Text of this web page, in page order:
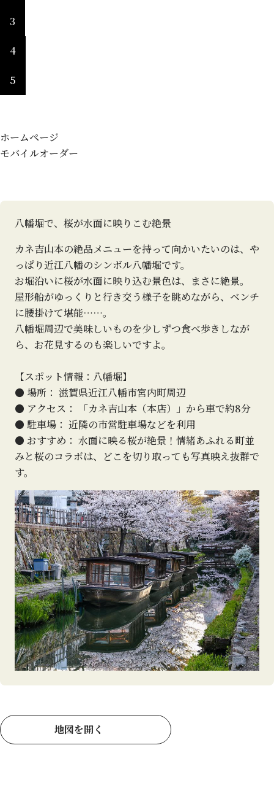
3
4
5
ホームページ
モバイルオーダー
八幡堀で、桜が水面に映りこむ絶景
カネ吉山本の絶品メニューを持って向かいたいのは、や
っぱり近江八幡のシンボル八幡堀です。
お堀沿いに桜が水面に映り込む景色は、まさに絶景。
屋形船がゆっくりと行き交う様子を眺めながら、ベンチ
に腰掛けて堪能……。
八幡堀周辺で美味しいものを少しずつ食べ歩きしなが
ら、お花見するのも楽しいですよ。
【スポット情報：八幡堀】
● 場所： 滋賀県近江八幡市宮内町周辺
● アクセス： 「カネ吉山本（本店）」から車で約8分
● 駐車場： 近隣の市営駐車場などを利用
● おすすめ： 水面に映る桜が絶景！情緒あふれる町並
みと桜のコラボは、どこを切り取っても写真映え抜群で
す。
地図を開く